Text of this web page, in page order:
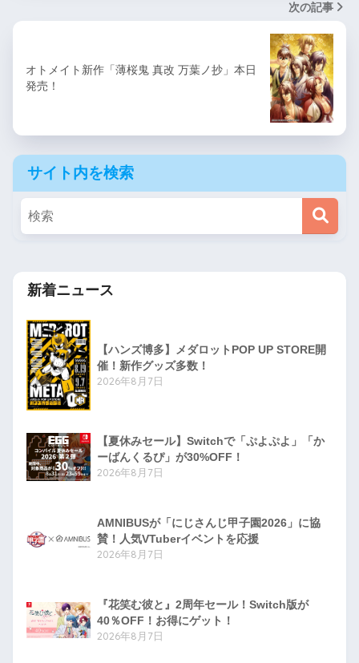
次の記事
オトメイト新作「薄桜鬼 真改 万葉ノ抄」本日
発売！
サイト内を検索
新着ニュース
【ハンズ博多】メダロットPOP UP STORE開
催！新作グッズ多数！
2026年8月7日
【夏休みセール】Switchで「ぷよぷよ」「か
ーばんくるぴ」が30%OFF！
2026年8月7日
AMNIBUSが「にじさんじ甲子園2026」に協
賛！人気VTuberイベントを応援
2026年8月7日
『花笑む彼と』2周年セール！Switch版が
40％OFF！お得にゲット！
2026年8月7日